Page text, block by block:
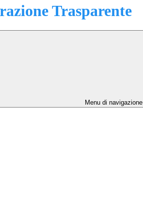
Trasparente
Menu di navigazione